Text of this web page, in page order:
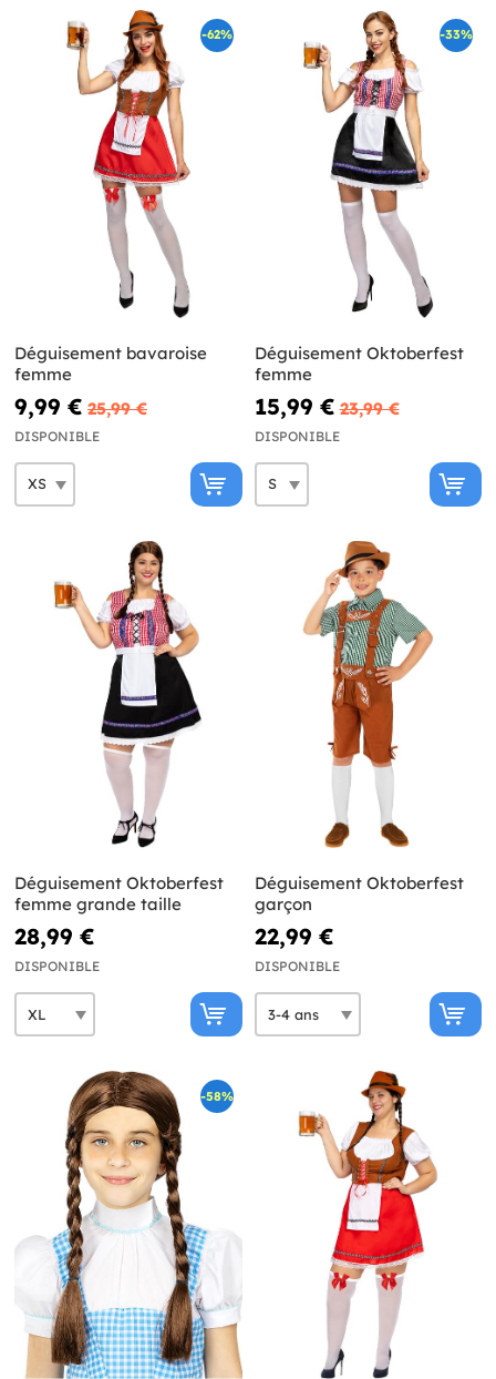
-62%
Déguisement bavaroise
femme
9,99 € 25,99 €
DISPONIBLE
-33%
Déguisement Oktoberfest
femme
15,99 € 23,99 €
DISPONIBLE
Déguisement Oktoberfest
femme grande taille
28,99 €
DISPONIBLE
Déguisement Oktoberfest
garçon
22,99 €
DISPONIBLE
-58%